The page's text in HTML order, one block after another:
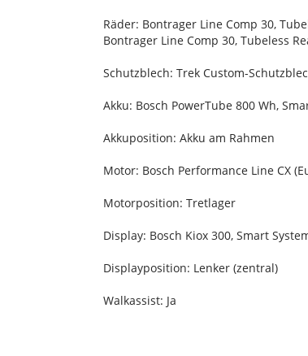
Räder: Bontrager Line Comp 30,
Bontrager Line Comp 30, Tubeless
Schutzblech: Trek Custom-
Akku: Bosch PowerTube 800 Wh,
Akkuposition: Akku am Rahmen
Motor: Bosch Performance Line CX
Motorposition: Tretlager
Display: Bosch Kiox 300, Smart
Displayposition: Lenker (zentral)
Walkassist: Ja